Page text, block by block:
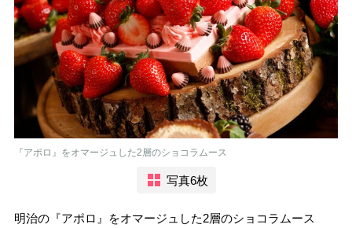
『アポロ』をオマージュした2層のショコラムース
写真6枚
明治の『アポロ』をオマージュした2層のショコラムース